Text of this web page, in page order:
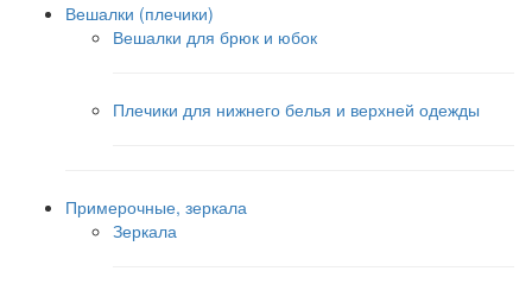
Вешалки (плечики)
Вешалки для брюк и юбок
Плечики для нижнего белья и верхней одежды
Примерочные, зеркала
Зеркала